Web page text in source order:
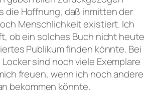
die Hoffnung, daß inmitten der
Menschlichkeit existiert. Ich
ob ein solches Buch nicht heute
Publikum finden könnte. Bei
Locker sind noch viele Exemplare
freuen, wenn ich noch andere
bekommen könnte.